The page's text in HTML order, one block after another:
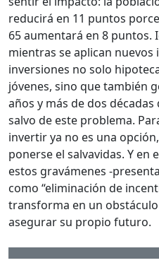
reducirá en 11 puntos
65 aumentará en 8 puntos.
mientras se aplican nuevos
inversiones no solo
jóvenes, sino que también
años y más de dos
salvo de este problema.
invertir ya no es una
ponerse el salvavidas. Y en
estos gravámenes -
como “eliminación de
transforma en un
asegurar su propio futuro.